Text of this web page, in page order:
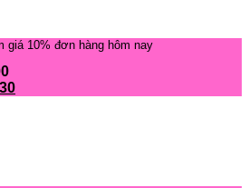
giá 10% đơn hàng hôm nay